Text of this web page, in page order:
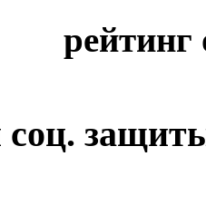
рейтинг
соц.